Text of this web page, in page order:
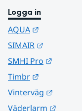
Logga in
AQUA
SIMAIR
SMHI Pro
Timbr
Vinterväg
Väderlarm